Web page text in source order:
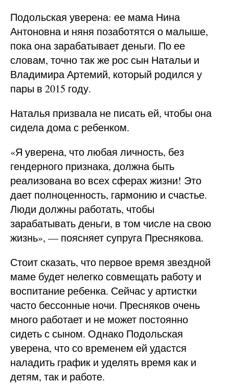
Подольская уверена: ее мама Нина
Антоновна и няня позаботятся о малыше,
пока она зарабатывает деньги. По ее
словам, точно так же рос сын Натальи и
Владимира Артемий, который родился у
пары в 2015 году.
Наталья призвала не писать ей, чтобы она
сидела дома с ребенком.
«Я уверена, что любая личность, без
гендерного признака, должна быть
реализована во всех сферах жизни! Это
дает полноценность, гармонию и счастье.
Люди должны работать, чтобы
зарабатывать деньги, в том числе на свою
жизнь», — поясняет супруга Преснякова.
Стоит сказать, что первое время звездной
маме будет нелегко совмещать работу и
воспитание ребенка. Сейчас у артистки
часто бессонные ночи. Пресняков очень
много работает и не может постоянно
сидеть с сыном. Однако Подольская
уверена, что со временем ей удастся
наладить график и уделять время как и
детям, так и работе.